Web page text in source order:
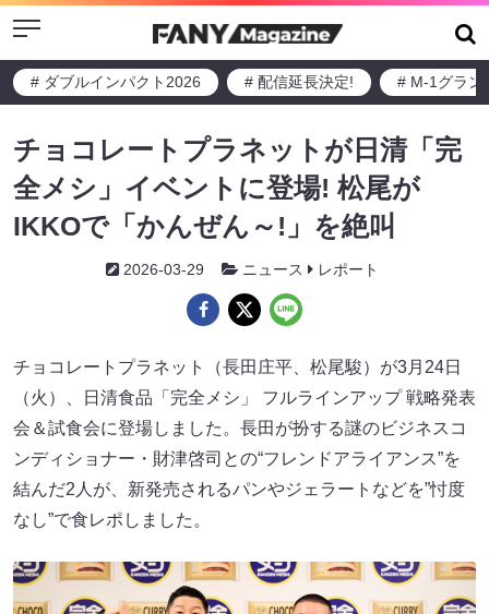
Menu
# ダブルインパクト2026 # 配信延長決定! # M-1グラン
チョコレートプラネットが日清「完
全メシ」イベントに登場! 松尾が
IKKOで「かんぜん～!」を絶叫
2026-03-29 ニュース レポート
チョコレートプラネット（長田庄平、松尾駿）が3月24日
（火）、日清食品「完全メシ」 フルラインアップ 戦略発表
会＆試食会に登場しました。長田が扮する謎のビジネスコ
ンディショナー・財津啓司との“フレンドアライアンス”を
結んだ2人が、新発売されるパンやジェラートなどを”忖度
なし”で食レポしました。